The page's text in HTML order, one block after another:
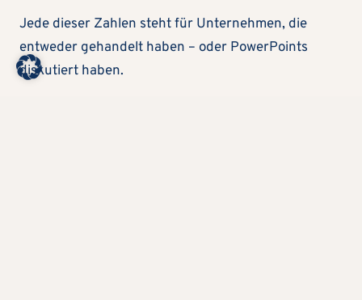
Jede dieser Zahlen steht für Unternehmen, die
entweder gehandelt haben – oder PowerPoints
diskutiert haben.